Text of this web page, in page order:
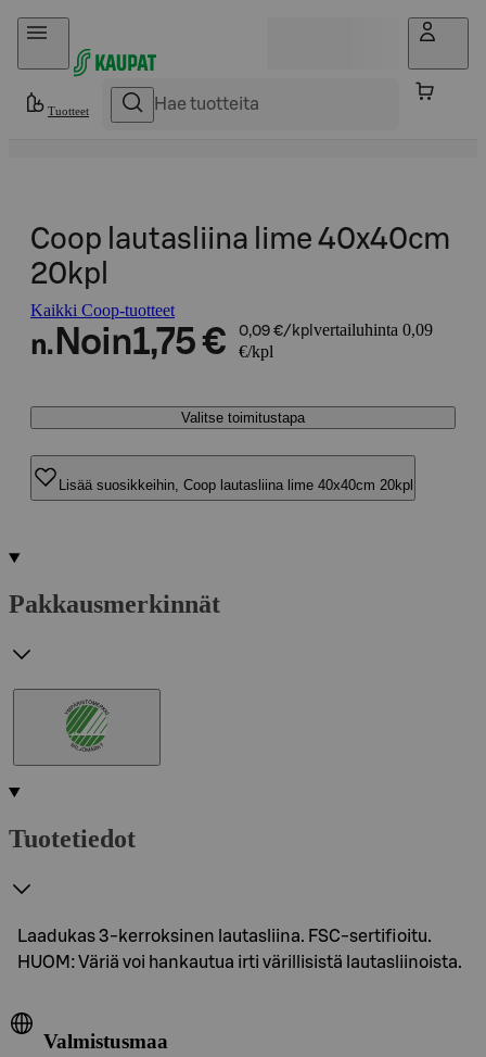
Hyppää sisältöön
Tuotteet
Coop lautasliina lime 40x40cm
20kpl
Kaikki Coop-tuotteet
n. Noin1,75 € 0,09 €/kpl vertailuhinta 0,09
€/kpl
Valitse toimitustapa
Lisää suosikkeihin, Coop lautasliina lime 40x40cm 20kpl
Pakkausmerkinnät
Tuotetiedot
Laadukas 3-kerroksinen lautasliina. FSC-sertifioitu.
HUOM: Väriä voi hankautua irti värillisistä lautasliinoista.
Valmistusmaa